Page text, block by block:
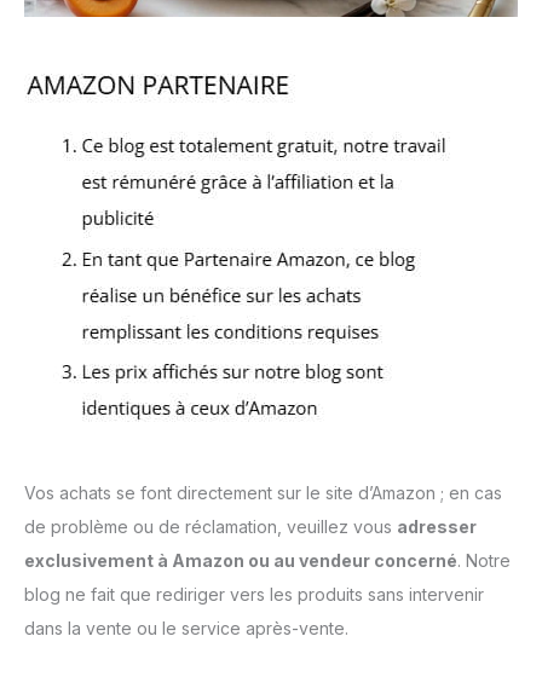
Vos achats se font directement sur le site d’Amazon ; en cas
de problème ou de réclamation, veuillez vous adresser
exclusivement à Amazon ou au vendeur concerné. Notre
blog ne fait que rediriger vers les produits sans intervenir
dans la vente ou le service après-vente.